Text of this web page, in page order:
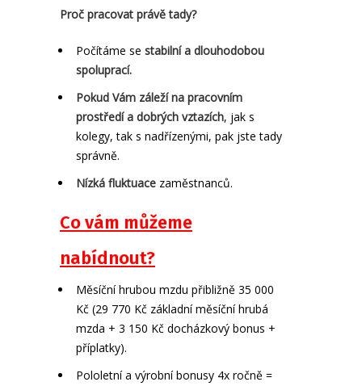
Proč pracovat právě tady?
Počítáme se stabilní a dlouhodobou
spoluprací.
Pokud Vám záleží na pracovním
prostředí a dobrých vztazích, jak s
kolegy, tak s nadřízenými, pak jste tady
správně.
Nízká fluktuace zaměstnanců.
Co vám můžeme
nabídnout?
Měsíční hrubou mzdu přibližně 35 000
Kč (29 770 Kč základní měsíční hrubá
mzda + 3 150 Kč docházkový bonus +
příplatky).
Pololetní a výrobní bonusy 4x ročně =